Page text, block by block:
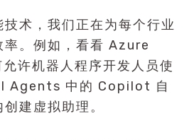
术，我们正在为每个行业
率。例如，看看 Azure
许机器人程序开发人员使
Agents 中的 Copilot 自
建虚拟助理。